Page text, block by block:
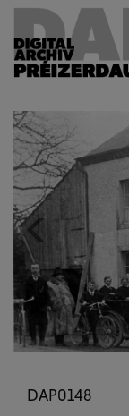
Previous
DAP0148